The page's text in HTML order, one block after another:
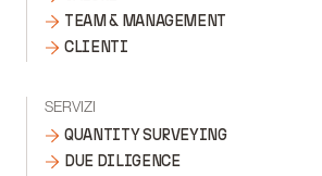
TEAM & MANAGEMENT
CLIENTI
SERVIZI
QUANTITY SURVEYING
DUE DILIGENCE